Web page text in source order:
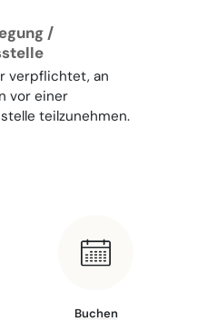
/
verpflichtet, an
vor einer
teilzunehmen.
Buchen